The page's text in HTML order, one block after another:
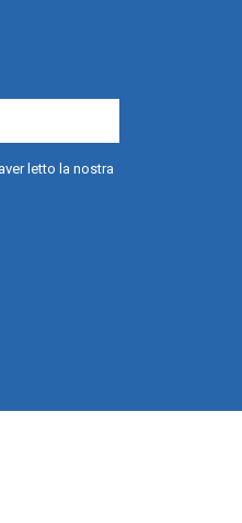
letto la nostra